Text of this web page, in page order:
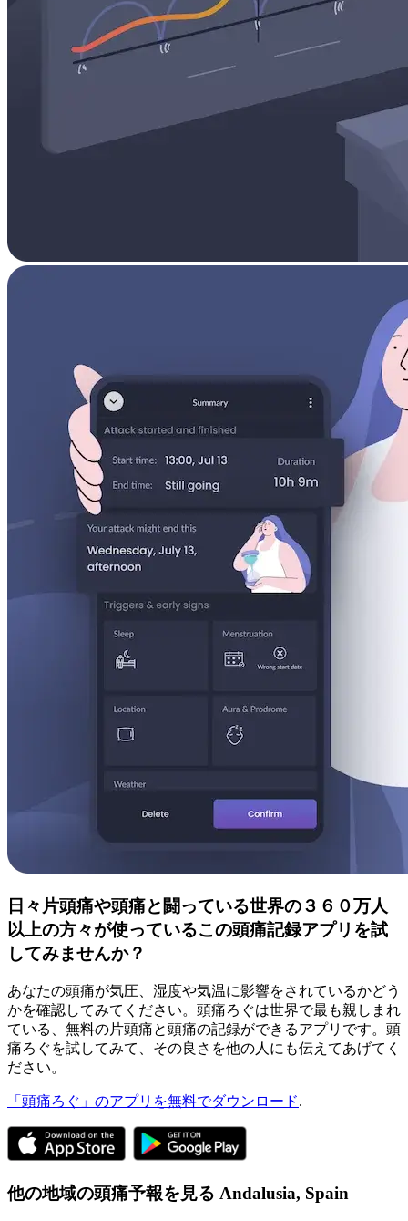
日々片頭痛や頭痛と闘っている世界の３６０万人
以上の方々が使っているこの頭痛記録アプリを試
してみませんか？
あなたの頭痛が気圧、湿度や気温に影響をされているかどう
かを確認してみてください。頭痛ろぐは世界で最も親しまれ
ている、無料の片頭痛と頭痛の記録ができるアプリです。頭
痛ろぐを試してみて、その良さを他の人にも伝えてあげてく
ださい。
「頭痛ろぐ」のアプリを無料でダウンロード.
他の地域の頭痛予報を見る Andalusia, Spain